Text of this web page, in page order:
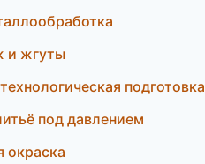
и жгуты
подготовка
под давлением